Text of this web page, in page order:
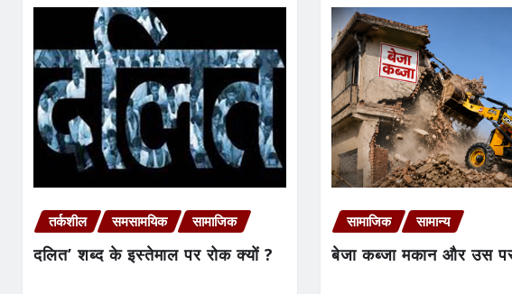
तर्कशील समसामयिक सामाजिक
दलित’ शब्द के इस्तेमाल पर रोक क्यों ?
सामाजिक सामान्य
बेजा कब्जा मकान और उस